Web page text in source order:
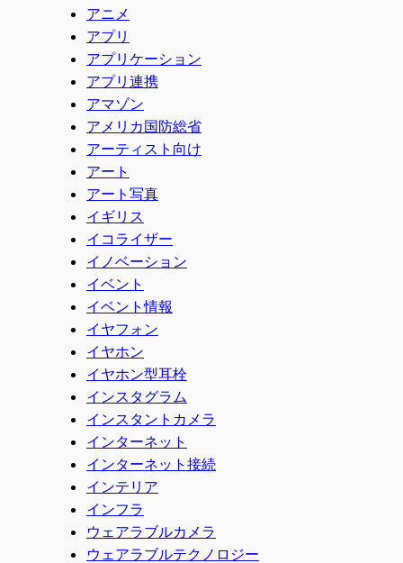
アニメ
アプリ
アプリケーション
アプリ連携
アマゾン
アメリカ国防総省
アーティスト向け
アート
アート写真
イギリス
イコライザー
イノベーション
イベント
イベント情報
イヤフォン
イヤホン
イヤホン型耳栓
インスタグラム
インスタントカメラ
インターネット
インターネット接続
インテリア
インフラ
ウェアラブルカメラ
ウェアラブルテクノロジー